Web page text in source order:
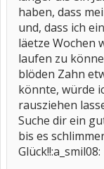
haben, dass
und, dass ich
läetze Wochen
laufen zu
blöden Zahn
könnte, würde
rausziehen
Suche dir ein
bis es
Glück!!:a_smil08: